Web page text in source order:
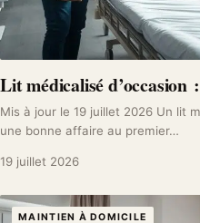
Lit médicalisé
Mis à jour le 19 juillet 2026 Un lit
une bonne affaire au premier…
19 juillet 2026
MAINTIEN À DOMICILE